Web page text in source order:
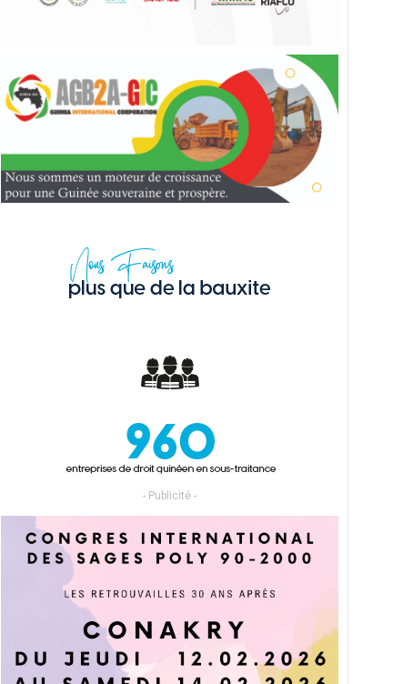
- Publicité -